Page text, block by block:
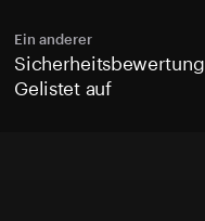
Ein anderer
Sicherheitsbewertung
Gelistet auf